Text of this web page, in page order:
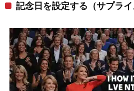
記念日を設定する（サプライ